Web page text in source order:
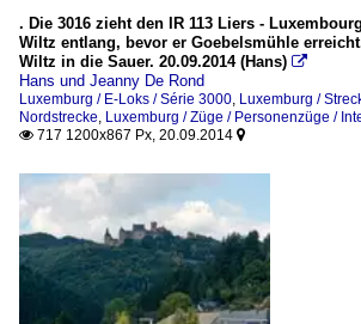
. Die 3016 zieht den IR 113 Liers -
Wiltz entlang, bevor er Goebelsmühle
Wiltz in die Sauer. 20.09.2014 (Hans) 
Hans und Jeanny De Rond
Luxemburg / E-Loks / Série 3000 Luxemburg /
Nordstrecke Luxemburg / Züge / Personenzüge /
 717 1200x867 Px, 20.09.2014 